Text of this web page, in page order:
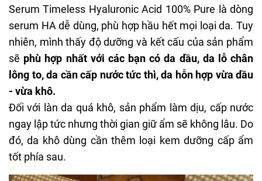
Serum Timeless Hyaluronic Acid 100% Pure là dòng
serum HA dễ dùng, phù hợp hầu hết mọi loại da. Tuy
nhiên, mình thấy độ dưỡng và kết cấu của sản phẩm
sẽ phù hợp nhất với các bạn có da dầu, da lỗ chân
lông to, da cần cấp nước tức thì, da hỗn hợp vừa dầu
- vừa khô.
Đối với làn da quá khô, sản phẩm làm dịu, cấp nước
ngay lập tức nhưng thời gian giữ ẩm sẽ không lâu. Do
đó, da khô dùng cần thêm loại kem dưỡng cấp ẩm
tốt phía sau.